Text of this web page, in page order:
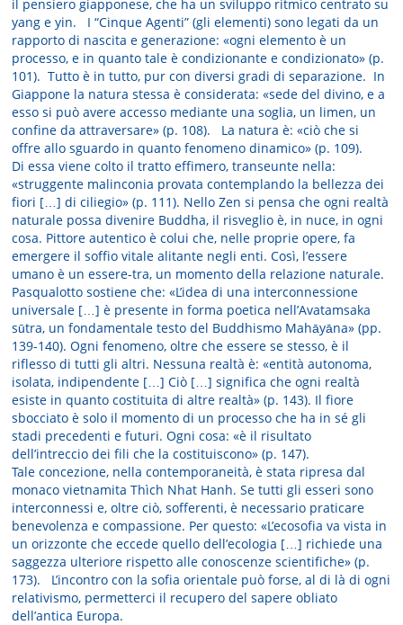
il pensiero giapponese, che ha un sviluppo ritmico centrato su
yang e yin. I “Cinque Agenti” (gli elementi) sono legati da un
rapporto di nascita e generazione: «ogni elemento è un
processo, e in quanto tale è condizionante e condizionato» (p.
101). Tutto è in tutto, pur con diversi gradi di separazione. In
Giappone la natura stessa è considerata: «sede del divino, e a
esso si può avere accesso mediante una soglia, un limen, un
confine da attraversare» (p. 108). La natura è: «ciò che si
offre allo sguardo in quanto fenomeno dinamico» (p. 109).
Di essa viene colto il tratto effimero, transeunte nella:
«struggente malinconia provata contemplando la bellezza dei
fiori […] di ciliegio» (p. 111). Nello Zen si pensa che ogni realtà
naturale possa divenire Buddha, il risveglio è, in nuce, in ogni
cosa. Pittore autentico è colui che, nelle proprie opere, fa
emergere il soffio vitale alitante negli enti. Così, l’essere
umano è un essere-tra, un momento della relazione naturale.
Pasqualotto sostiene che: «L’idea di una interconnessione
universale […] è presente in forma poetica nell’Avatamsaka
sūtra, un fondamentale testo del Buddhismo Mahāyāna» (pp.
139-140). Ogni fenomeno, oltre che essere se stesso, è il
riflesso di tutti gli altri. Nessuna realtà è: «entità autonoma,
isolata, indipendente […] Ciò […] significa che ogni realtà
esiste in quanto costituita di altre realtà» (p. 143). Il fiore
sbocciato è solo il momento di un processo che ha in sé gli
stadi precedenti e futuri. Ogni cosa: «è il risultato
dell’intreccio dei fili che la costituiscono» (p. 147).
Tale concezione, nella contemporaneità, è stata ripresa dal
monaco vietnamita Thìch Nhat Hanh. Se tutti gli esseri sono
interconnessi e, oltre ciò, sofferenti, è necessario praticare
benevolenza e compassione. Per questo: «L’ecosofia va vista in
un orizzonte che eccede quello dell’ecologia […] richiede una
saggezza ulteriore rispetto alle conoscenze scientifiche» (p.
173). L’incontro con la sofia orientale può forse, al di là di ogni
relativismo, permetterci il recupero del sapere obliato
dell’antica Europa.